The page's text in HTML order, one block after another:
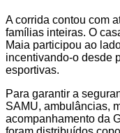
A corrida contou com
famílias inteiras. O
Maia participou ao
incentivando-o desde
esportivas.
Para garantir a
SAMU, ambulâncias,
acompanhamento da